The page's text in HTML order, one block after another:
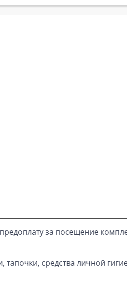
за посещение
средства личной